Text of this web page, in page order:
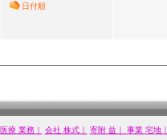
日付順
医療 業務｜ 会社 株式｜ 寄附 益｜ 事業 宅地